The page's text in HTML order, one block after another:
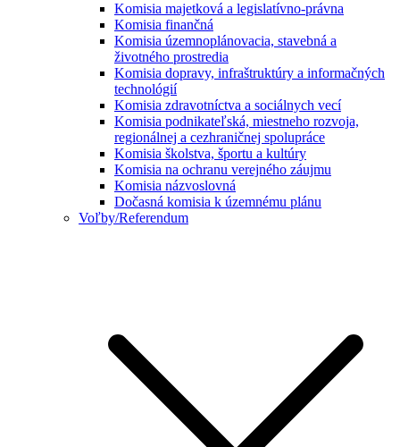
Komisia majetková a legislatívno-právna
Komisia finančná
Komisia územnoplánovacia, stavebná a
životného prostredia
Komisia dopravy, infraštruktúry a informačných
technológií
Komisia zdravotníctva a sociálnych vecí
Komisia podnikateľská, miestneho rozvoja,
regionálnej a cezhraničnej spolupráce
Komisia školstva, športu a kultúry
Komisia na ochranu verejného záujmu
Komisia názvoslovná
Dočasná komisia k územnému plánu
Voľby/Referendum